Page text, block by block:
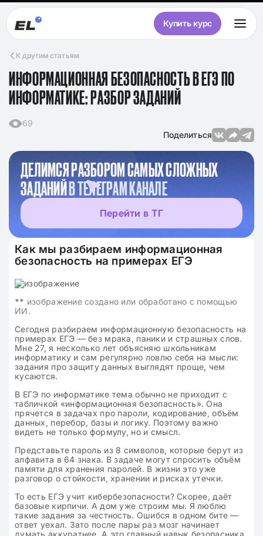
Купить курс
К другим статьям
ИНФОРМАЦИОННАЯ БЕЗОПАСНОСТЬ В ЕГЭ ПО
ИНФОРМАТИКЕ: РАЗБОР ЗАДАНИЙ
69
Поделиться
ДЕЛИМСЯ РАЗБОРОМ САМЫХ СЛОЖНЫХ
ЗАДАНИЙВ ТЕЛЕГРАМ КАНАЛЕ
Перейти в ТГ
Как мы разбираем информационная
безопасность на примерах ЕГЭ
** изображение создано или обработано с помощью
ИИ.
Сегодня разбираем информационную безопасность на
примерах ЕГЭ — без мрака, паники и страшных слов.
Мне 27, я несколько лет объясняю школьникам
информатику и сам регулярно ловлю себя на мысли:
задания про защиту данных выглядят проще, чем
кусаются.
В ЕГЭ по информатике тема обычно не приходит с
табличкой «информационная безопасность». Она
прячется в задачах про пароли, кодирование, объём
данных, перебор, базы и логику. Поэтому важно
видеть не только формулу, но и смысл.
Представьте пароль из 8 символов, которые берут из
алфавита в 64 знака. В задаче могут спросить объём
памяти для хранения паролей. В жизни это уже
разговор о стойкости, хранении и рисках утечки.
То есть ЕГЭ учит кибербезопасности? Скорее, даёт
базовые кирпичи. А дом уже строим мы. Я люблю
такие задания за честность. Ошибся в одном бите —
ответ уехал. Зато после пары раз мозг начинает
думать аккуратнее. А это главный навык безопасника,